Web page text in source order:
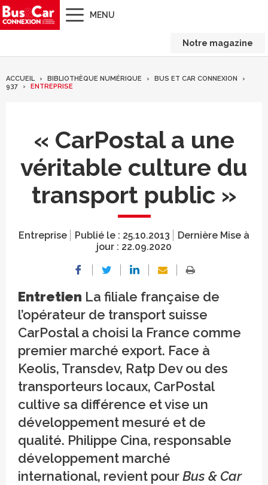
MENU
Notre magazine
ACCUEIL BIBLIOTHÈQUE NUMÉRIQUE
BUS ET CAR CONNEXION
937
ENTREPRISE
« CarPostal a une
véritable culture du
transport public »
Entreprise Publié le : 25.10.2013
Dernière Mise à
jour : 22.09.2020
Entretien La filiale française de
l’opérateur de transport suisse
CarPostal a choisi la France comme
premier marché export. Face à
Keolis, Transdev, Ratp Dev ou des
transporteurs locaux, CarPostal
cultive sa différence et vise un
développement mesuré et de
qualité. Philippe Cina, responsable
développement marché
international, revient pourBus & Car